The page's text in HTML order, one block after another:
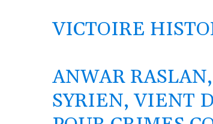
VICTOIRE
ANWAR
SYRIEN, VIENT